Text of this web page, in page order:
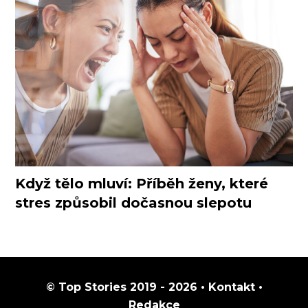
Když tělo mluví: Příběh ženy, které
stres způsobil dočasnou slepotu
© Top Stories 2019 - 2026 • Kontakt•
Redakce